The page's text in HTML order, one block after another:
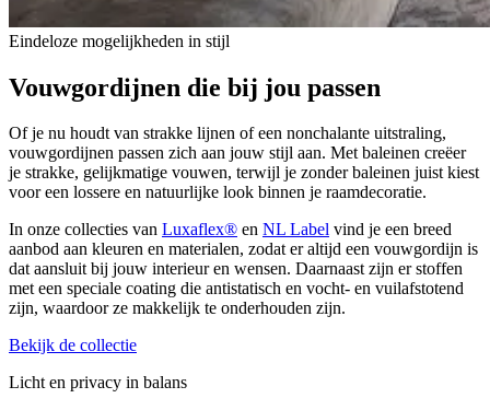
Eindeloze mogelijkheden in stijl
Vouwgordijnen die bij jou passen
Of je nu houdt van strakke lijnen of een nonchalante uitstraling,
vouwgordijnen passen zich aan jouw stijl aan. Met baleinen creëer
je strakke, gelijkmatige vouwen, terwijl je zonder baleinen juist kiest
voor een lossere en natuurlijke look binnen je raamdecoratie.
In onze collecties van Luxaflex® en NL Label vind je een breed
aanbod aan kleuren en materialen, zodat er altijd een vouwgordijn is
dat aansluit bij jouw interieur en wensen. Daarnaast zijn er stoffen
met een speciale coating die antistatisch en vocht- en vuilafstotend
zijn, waardoor ze makkelijk te onderhouden zijn.
Bekijk de collectie
Licht en privacy in balans